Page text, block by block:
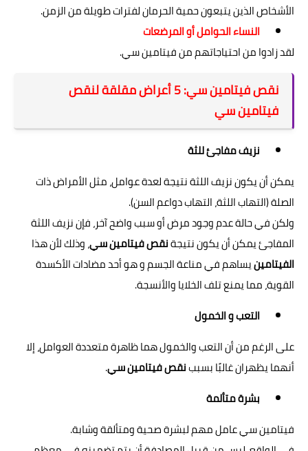
الأشخاص الذين يتبعون حمية الحرمان لفترات طويلة من الزمن.
النساء الحوامل أو المرضعات
لقد زادوا من احتياجاتهم من فيتامين سي.
نقص فيتامين سي: 5 أعراض مقلقة لنقص
فيتامين سي
نزيف مفاجئ للثة
يمكن أن يكون نزيف اللثة نتيجة لعدة عوامل، مثل الأمراض ذات
الصلة (التهاب اللثة، التهاب دواعم السن).
ولكن في حالة عدم وجود مرض أو سبب واضح آخر، فإن نزيف اللثة
المفاجئ يمكن أن يكون نتيجةنقص فيتامين سي، وذلك لأن هذا
الفيتامينيساهم في مناعة الجسم و هو أحد مضادات الأكسدة
القوية، مما يمنع تلف الخلايا والأنسجة.
التعب و الخمول
على الرغم من أن التعب والخمول هما ظاهرة متعددة العوامل، إلا
أنهما يظهران غالبًا بسببنقص فيتامين سي.
بشرة متألمة
فيتامين سي عامل مهم لبشرة صحية ومتألقة وشابة.